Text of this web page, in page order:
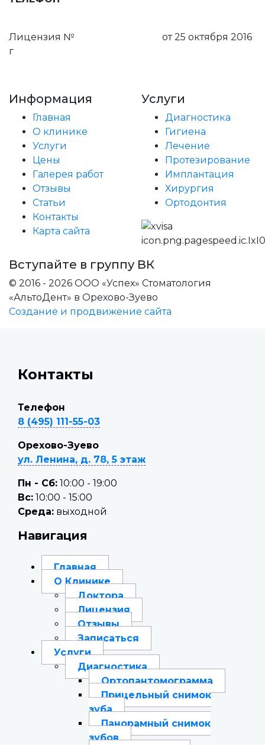
Лицензия №
от 25 октября 2016
г
Информация
Главная
О клинике
Услуги
Цены
Галерея работ
Отзывы
Статьи
Контакты
Карта сайта
Услуги
Диагностика
Гигиена
Лечение
Протезирование
Имплантация
Хирургия
Ортодонтия
Вступайте в группу ВК
© 2016 - 2026 ООО «Успех» Стоматология
«АльтоДент» в Орехово-Зуево
Создание и продвижение сайта
Контакты
Телефон
8 (495) 111-55-03
Орехово-Зуево
ул. Ленина, д. 78, 5 этаж
Пн - Сб: 10:00 - 19:00
Вc: 10:00 - 15:00
Среда: выходной
Навигация
Главная
О Клинике
Доктора
Лицензия
Отзывы
Записаться
Услуги
Диагностика
Ортопантомограмма
Прицельный снимок
зуба
Панорамный снимок
зубов